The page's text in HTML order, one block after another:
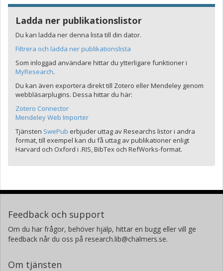
Ladda ner publikationslistor
Du kan ladda ner denna lista till din dator.
Filtrera och ladda ner publikationslista
Som inloggad användare hittar du ytterligare funktioner i
MyResearch.
Du kan även exportera direkt till Zotero eller Mendeley genom
webbläsarplugins. Dessa hittar du här:
Zotero Connector
Mendeley Web Importer
Tjänsten SwePub erbjuder uttag av Researchs listor i andra
format, till exempel kan du få uttag av publikationer enligt
Harvard och Oxford i .RIS, BibTex och RefWorks-format.
Feedback och support
Om du har frågor, behöver hjälp, hittar en bugg eller vill ge
feedback når du oss på research.lib@chalmers.se.
Om tjänsten